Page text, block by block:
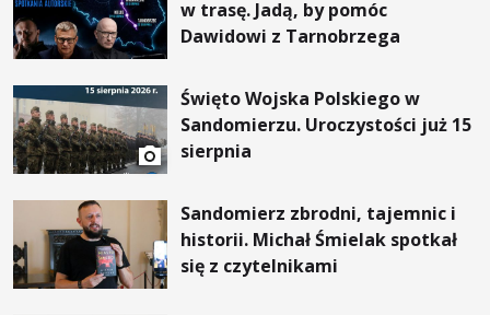
w trasę. Jadą, by pomóc
Dawidowi z Tarnobrzega
Święto Wojska Polskiego w
Sandomierzu. Uroczystości już 15
sierpnia
Sandomierz zbrodni, tajemnic i
historii. Michał Śmielak spotkał
się z czytelnikami